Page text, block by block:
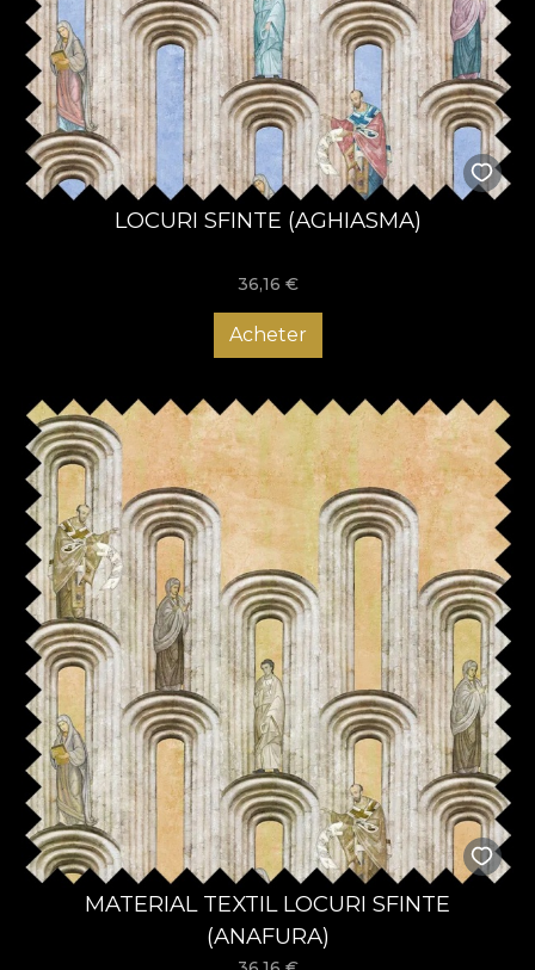
LOCURI SFINTE (AGHIASMA)
36,16 €
Acheter
MATERIAL TEXTIL LOCURI SFINTE
(ANAFURA)